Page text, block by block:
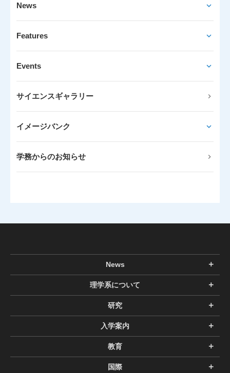
News
Features
Events
サイエンスギャラリー
イメージバンク
学務からのお知らせ
News
理学系について
研究
入学案内
教育
国際